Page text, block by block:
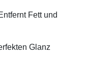
Fett und
Glanz